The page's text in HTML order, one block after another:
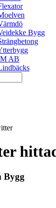
Bygg
AB
Bygg